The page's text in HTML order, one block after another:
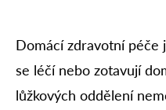
Domácí zdravotní péče
se léčí nebo zotavují
lůžkových oddělení